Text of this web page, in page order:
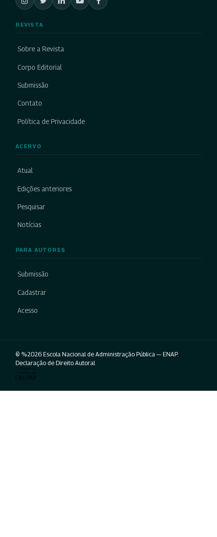
REVISTA
Sobre a Revista
Corpo Editorial
Submissão
Contato
Política de Privacidade
ACERVO
Atual
Edições anteriores
Pesquisar
Notícias
PARA AUTORES
Submissão
Cadastrar
Acesso
© %2026 Escola Nacional de Administração Pública — ENAP.
Declaração de Direito Autoral